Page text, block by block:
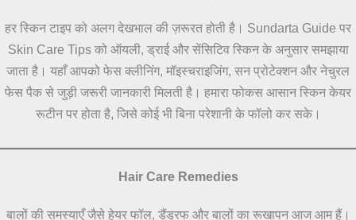
हर स्किन टाइप को अलग देखभाल की ज़रूरत होती है। Sundarta Guide पर
Skin Care Tips को ऑयली, ड्राई और सेंसिटिव स्किन के अनुसार समझाया
जाता है। यहाँ आपको फेस क्लीनिंग, मॉइस्चराइजिंग, सन प्रोटेक्शन और नेचुरल
फेस पैक से जुड़ी जरूरी जानकारी मिलती है। हमारा फोकस आसान स्किन केयर
रूटीन पर होता है, जिसे कोई भी बिना परेशानी के फॉलो कर सके।
Hair Care Remedies
बालों की समस्याएँ जैसे हेयर फॉल, डैंड्रफ और बालों का रूखापन आज आम हैं।